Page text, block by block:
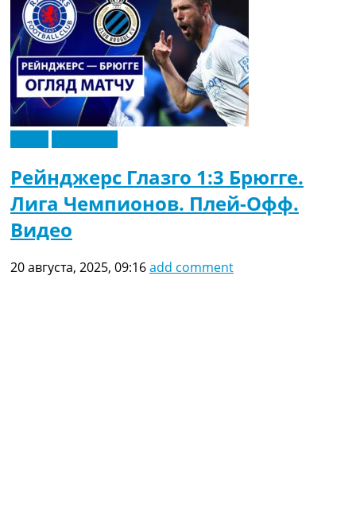
Рейнджерс Глазго 1:3 Брюгге.
Лига Чемпионов. Плей-Офф.
Видео
20 августа, 2025, 09:16add comment